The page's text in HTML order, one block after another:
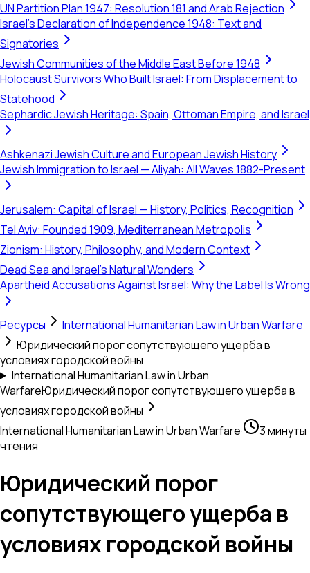
UN Partition Plan 1947: Resolution 181 and Arab Rejection
Israel's Declaration of Independence 1948: Text and
Signatories
Jewish Communities of the Middle East Before 1948
Holocaust Survivors Who Built Israel: From Displacement to
Statehood
Sephardic Jewish Heritage: Spain, Ottoman Empire, and Israel
Ashkenazi Jewish Culture and European Jewish History
Jewish Immigration to Israel — Aliyah: All Waves 1882-Present
Jerusalem: Capital of Israel — History, Politics, Recognition
Tel Aviv: Founded 1909, Mediterranean Metropolis
Zionism: History, Philosophy, and Modern Context
Dead Sea and Israel's Natural Wonders
Apartheid Accusations Against Israel: Why the Label Is Wrong
Ресурсы
International Humanitarian Law in Urban Warfare
Юридический порог сопутствующего ущерба в
условиях городской войны
International Humanitarian Law in Urban
WarfareЮридический порог сопутствующего ущерба в
условиях городской войны
International Humanitarian Law in Urban Warfare·
3 минуты
чтения
Юридический порог
сопутствующего ущерба в
условиях городской войны